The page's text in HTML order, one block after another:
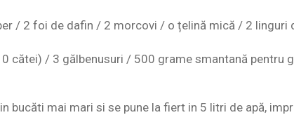
/ 2 foi de dafin / 2 morcovi / o țelină mică / 2 linguri
cătei) / 3 gălbenusuri / 500 grame smantană pentru
bucăti mai mari si se pune la fiert in 5 litri de apă,